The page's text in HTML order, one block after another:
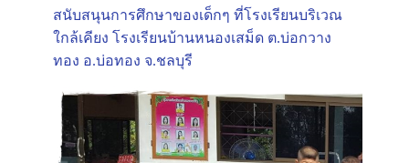
สนับสนุนการศึกษาของเด็กๆ ที่โรงเรียนบริเวณ
ใกล้เคียง โรงเรียนบ้านหนองเสม็ด ต.บ่อกวาง
ทอง อ.บ่อทอง จ.ชลบุรี